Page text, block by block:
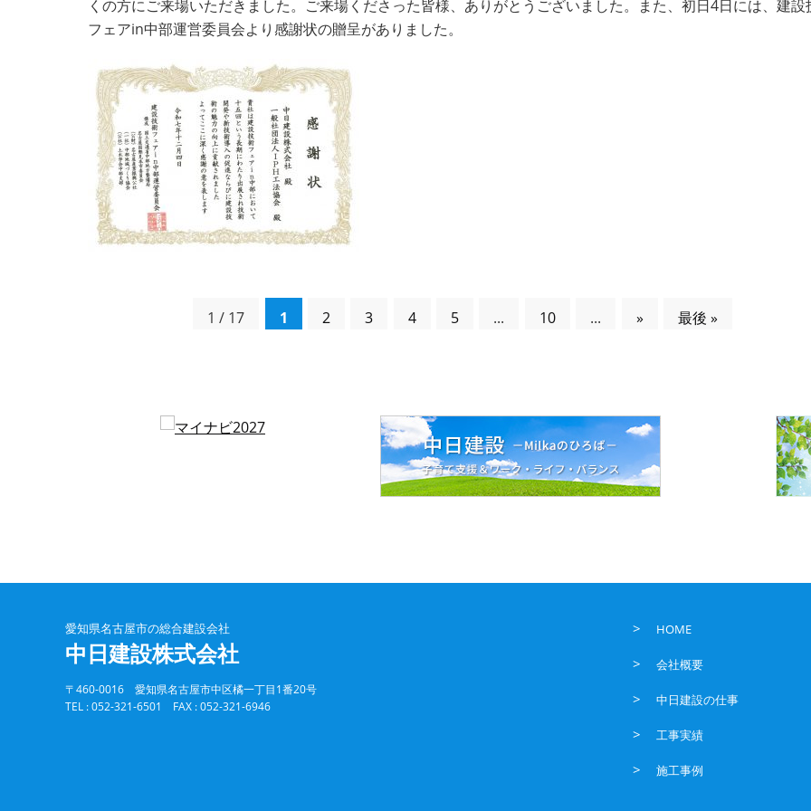
くの方にご来場いただきました。ご来場くださった皆様、ありがとうございました。また、初日4日には、建設
フェアin中部運営委員会より感謝状の贈呈がありました。
1 / 17 1 2 3 4 5 ... 10 ... » 最後 »
愛知県名古屋市の総合建設会社
中日建設株式会社
〒460-0016 愛知県名古屋市中区橘一丁目1番20号
TEL : 052-321-6501 FAX : 052-321-6946
HOME
会社概要
中日建設の仕事
工事実績
施工事例